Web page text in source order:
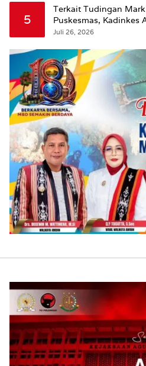
5
Terkait Tudingan
Puskesmas, Kadinkes
Juli 26, 2026